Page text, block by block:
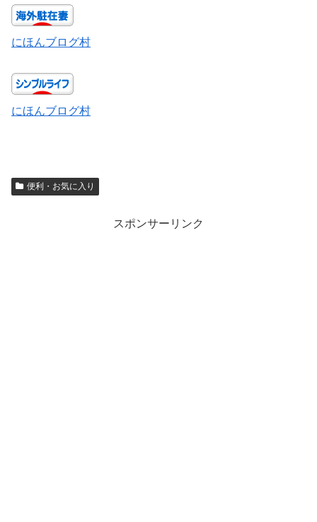
にほんブログ村
にほんブログ村
便利・お気に入り
スポンサーリンク